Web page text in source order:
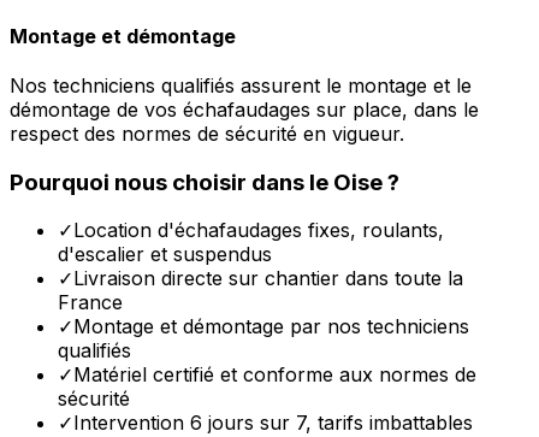
Montage et démontage
Nos techniciens qualifiés assurent le montage et le
démontage de vos échafaudages sur place, dans le
respect des normes de sécurité en vigueur.
Pourquoi nous choisir dans le Oise?
✓Location d'échafaudages fixes, roulants,
d'escalier et suspendus
✓Livraison directe sur chantier dans toute la
France
✓Montage et démontage par nos techniciens
qualifiés
✓Matériel certifié et conforme aux normes de
sécurité
✓Intervention 6 jours sur 7, tarifs imbattables